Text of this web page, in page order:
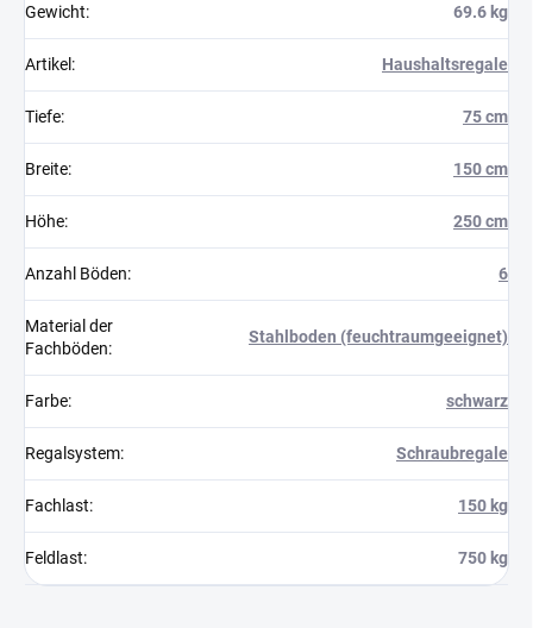
Gewicht: 69.6 kg
Artikel : Haushaltsregale
Tiefe: 75 cm
Breite: 150 cm
Höhe: 250 cm
Anzahl Böden: 6
Material der
Fachböden:
Stahlboden (feuchtraumgeeignet)
Farbe: schwarz
Regalsystem: Schraubregale
Fachlast: 150 kg
Feldlast: 750 kg